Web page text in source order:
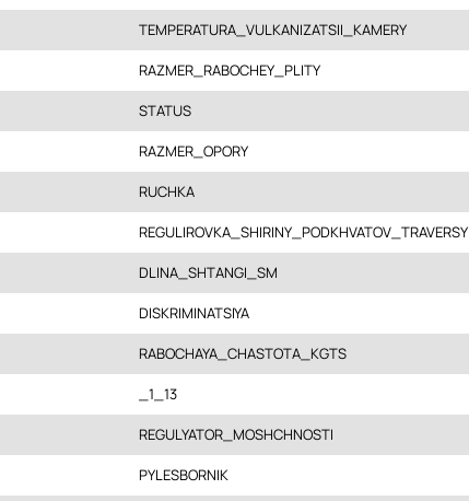
TEMPERATURA_VULKANIZATSII_KAMERY
RAZMER_RABOCHEY_PLITY
STATUS
RAZMER_OPORY
RUCHKA
REGULIROVKA_SHIRINY_PODKHVATOV_TRAVERSY
DLINA_SHTANGI_SM
DISKRIMINATSIYA
RABOCHAYA_CHASTOTA_KGTS
_1_13
REGULYATOR_MOSHCHNOSTI
PYLESBORNIK